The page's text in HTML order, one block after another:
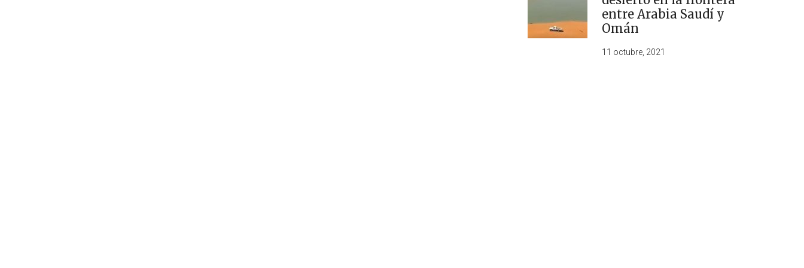
entre Arabia Saudí y
Omán
11 octubre, 2021